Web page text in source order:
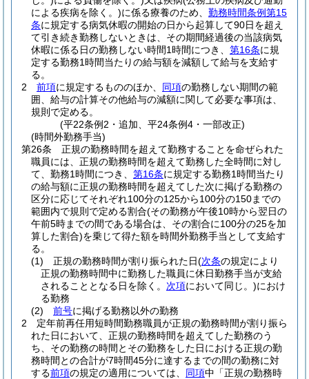
による疾病を除く。)に係る療養のため、 勤務時間条例第15
条に規定する病気休暇の開始の日から起算して90日を超え
て引き続き勤務しないときは、その期間経過後の当該病気
休暇に係る日の勤務しない時間1時間につき、 第16条に規
定する勤務1時間当たりの給与額を減額して給与を支給す
る。
2
前項に規定するもののほか、 同項の勤務しない期間の範
囲、給与の計算その他給与の減額に関して必要な事項は、
規則で定める。
(平22条例2・追加、平24条例4・一部改正)
(時間外勤務手当)
第26条
正規の勤務時間を超えて勤務することを命ぜられた
職員には、正規の勤務時間を超えて勤務した全時間に対し
て、勤務1時間につき、 第16条に規定する勤務1時間当たり
の給与額に正規の勤務時間を超えてした次に掲げる勤務の
区分に応じてそれぞれ100分の125から100分の150までの
範囲内で規則で定める割合(その勤務が午後10時から翌日の
午前5時までの間である場合は、その割合に100分の25を加
算した割合)を乗じて得た額を時間外勤務手当として支給す
る。
(1)
正規の勤務時間が割り振られた日(次条の規定により
正規の勤務時間中に勤務した職員に休日勤務手当が支給
されることとなる日を除く。 次項において同じ。)におけ
る勤務
(2)
前号に掲げる勤務以外の勤務
2
定年前再任用短時間勤務職員が正規の勤務時間が割り振ら
れた日において、正規の勤務時間を超えてした勤務のう
ち、その勤務の時間とその勤務をした日における正規の勤
務時間との合計が7時間45分に達するまでの間の勤務に対
する前項の規定の適用については、 同項中「正規の勤務時